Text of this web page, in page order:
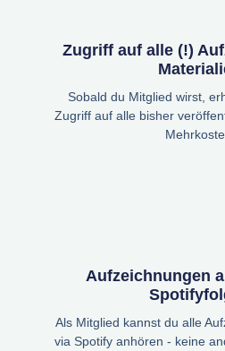
Zugriff auf alle (!)
Sobald du Mitglied wirst,
Zugriff auf alle bisher
Aufzeichnungen
Als Mitglied kannst du alle
via Spotify anhören - keine